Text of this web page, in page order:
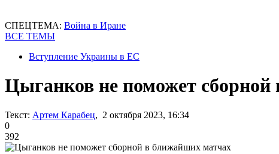
СПЕЦТЕМА: Война в Иране
ВСЕ ТЕМЫ
Вступление Украины в ЕС
Цыганков не поможет
Текст: Артем Карабец, 2 октября 2023, 16:34
0
392